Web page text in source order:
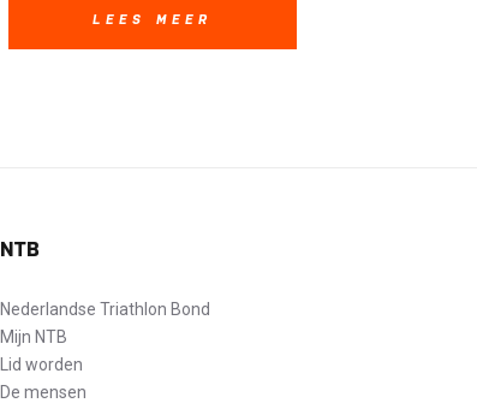
LEES MEER
NTB
Nederlandse Triathlon Bond
Mijn NTB
Lid worden
De mensen